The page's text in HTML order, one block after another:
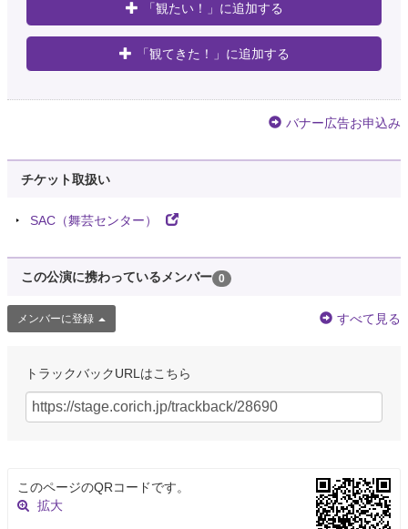
「観たい！」に追加する
「観てきた！」に追加する
バナー広告お申込み
チケット取扱い
SAC（舞芸センター）
この公演に携わっているメンバー 0
メンバーに登録 すべて見る
トラックバックURLはこちら
このページのQRコードです。
拡大